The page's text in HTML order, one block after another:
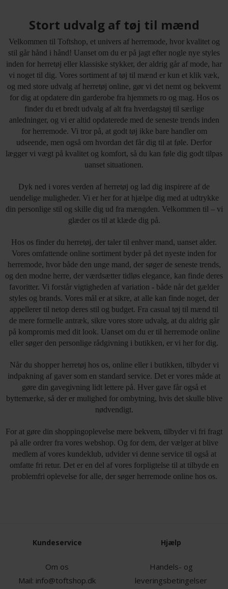
Stort udvalg af tøj til mænd
Velkommen til Toftshop, et univers af herremode, hvor kvalitet og
stil går hånd i hånd! Uanset om du er på jagt efter nogle nye styles
inden for herretøj eller klassiske stykker, der aldrig går af mode, har
vi noget til dig. Vores sortiment af tøj til mænd er kun et klik væk,
og med store udvalg af herretøj online, gør vi det nemt og bekvemt
for dig at opdatere din garderobe fra hjemmets ro og mag. Hos os
finder du et bredt udvalg af alt fra hverdagstøj til særlige
anledninger, og vi er altid opdaterede med de seneste trends inden
for herremode. Vi tror på, at godt tøj ikke bare handler om
udseende, men også om hvordan det får dig til at føle. Derfor
lægger vi vægt på kvalitet og komfort, så du kan føle dig godt tilpas
uanset situationen.
Dyk ned i vores verden af herretøj og lad dig inspirere af de
uendelige muligheder. Vi er her for at hjælpe dig med at udtrykke
din personlige stil og skille dig ud fra mængden. Velkommen til – vi
glæder os til at klæde dig på.
Hos os finder du herretøj, der taler til enhver mand, uanset alder.
Vores omfattende online sortiment byder på det nyeste inden for
herremode, hvor både den unge mand, der søger de seneste trends,
og den modne herre, der værdsætter tidløs elegance, kan finde deres
favoritter. Vi forstår vigtigheden af variation - både når det gælder
styles og brands. Vores mål er at sikre, at alle kan finde noget, der
appellerer til netop deres stil og budget. Fra casual tøj til mænd til
de mere formelle antræk, sikre vores store udvalg, at du aldrig går
på kompromis med dit look. Uanset om du er til herremode online
eller søger den personlige rådgivning i butikken, er vi her for dig.
Når du shopper herretøj hos os, online eller i butikken, tilbyder vi
indpakning af gaver som en standard service. Det er vores måde at
gøre din gavegivning lidt lettere på. Hver gave får også et
byttemærke, så der er mulighed for ombytning, hvis det skulle blive
nødvendigt.
For at gøre din shoppingoplevelse mere bekvem, tilbyder vi fri fragt
på alle ordrer fra vores webshop. Og for dem, der vælger at blive
medlem af vores kundeklub, udvider vi denne service til også at
omfatte fri retur. Det er en del af vores forpligtelse til at tilbyde en
problemfri oplevelse for alle, der søger herremode online hos os.
Kundeservice
Om os
Mail: info@toftshop.dk
Hjælp
Handels- og
leveringsbetingelser